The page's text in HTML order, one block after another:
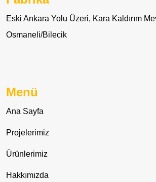
Eski Ankara Yolu Üzeri, Kara Kaldırım
Osmaneli/Bilecik
Menü
Ana Sayfa
Projelerimiz
Ürünlerimiz
Hakkımızda